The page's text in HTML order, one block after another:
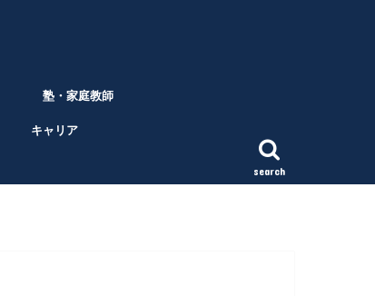
search
塾・家庭教師
キャリア